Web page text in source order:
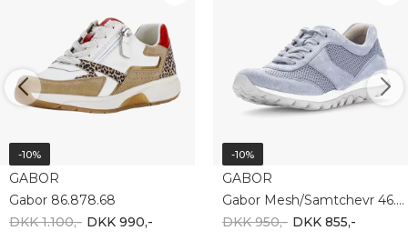
-10%
GABOR
Gabor 86.878.68
DKK 1.100,- DKK 990,-
-10%
GABOR
Gabor Mesh/Samtchevr 46.966.66
DKK 950,- DKK 855,-